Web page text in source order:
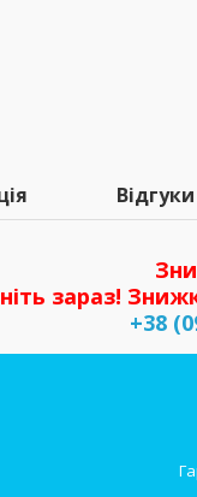
зараз!
+38